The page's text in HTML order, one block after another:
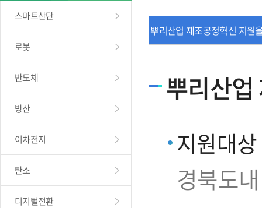
스마트산단
로봇
반도체
방산
이차전지
탄소
디지털전환
뿌리산업 제조공정혁신 지원
뿌리산
지원대상
경북도